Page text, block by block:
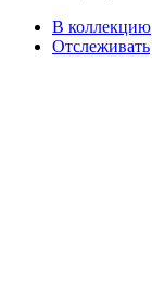
В коллекцию
Отслеживать